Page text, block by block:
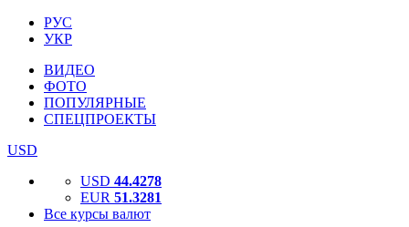
РУС
УКР
ВИДЕО
ФОТО
ПОПУЛЯРНЫЕ
СПЕЦПРОЕКТЫ
USD
USD 44.4278
EUR 51.3281
Все курсы валют